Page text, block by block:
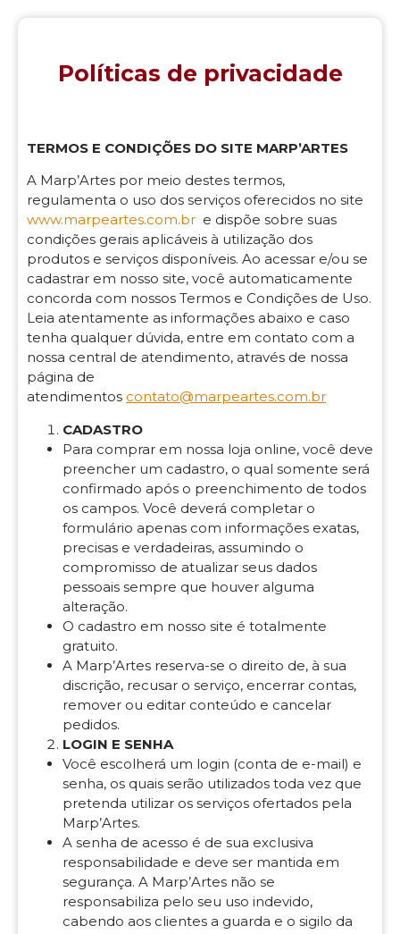
Políticas de privacidade
TERMOS E CONDIÇÕES DO SITE MARP’ARTES
A Marp’Artes por meio destes termos,
regulamenta o uso dos serviços oferecidos no site
www.marpeartes.com.br e dispõe sobre suas
condições gerais aplicáveis à utilização dos
produtos e serviços disponíveis. Ao acessar e/ou se
cadastrar em nosso site, você automaticamente
concorda com nossos Termos e Condições de Uso.
Leia atentamente as informações abaixo e caso
tenha qualquer dúvida, entre em contato com a
nossa central de atendimento, através de nossa
página de
atendimentos contato@marpeartes.com.br
CADASTRO
Para comprar em nossa loja online, você deve
preencher um cadastro, o qual somente será
confirmado após o preenchimento de todos
os campos. Você deverá completar o
formulário apenas com informações exatas,
precisas e verdadeiras, assumindo o
compromisso de atualizar seus dados
pessoais sempre que houver alguma
alteração.
O cadastro em nosso site é totalmente
gratuito.
A Marp’Artes reserva-se o direito de, à sua
discrição, recusar o serviço, encerrar contas,
remover ou editar conteúdo e cancelar
pedidos.
LOGIN E SENHA
Você escolherá um login (conta de e-mail) e
senha, os quais serão utilizados toda vez que
pretenda utilizar os serviços ofertados pela
Marp’Artes.
A senha de acesso é de sua exclusiva
responsabilidade e deve ser mantida em
segurança. A Marp’Artes não se
responsabiliza pelo seu uso indevido,
cabendo aos clientes a guarda e o sigilo da